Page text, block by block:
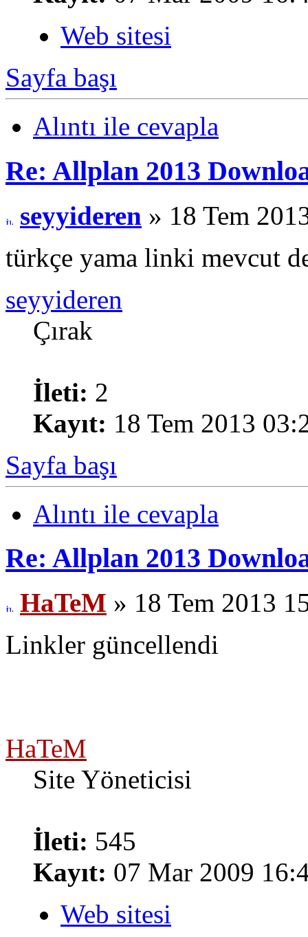
Web sitesi
Sayfa başı
Alıntı ile cevapla
Re: Allplan 2013
seyyideren » 18 Tem
türkçe yama linki mevcut
seyyideren
Çırak
İleti: 2
Kayıt: 18 Tem 2013
Sayfa başı
Alıntı ile cevapla
Re: Allplan 2013
HaTeM » 18 Tem 2013
Linkler güncellendi
HaTeM
Site Yöneticisi
İleti: 545
Kayıt: 07 Mar 2009
Web sitesi